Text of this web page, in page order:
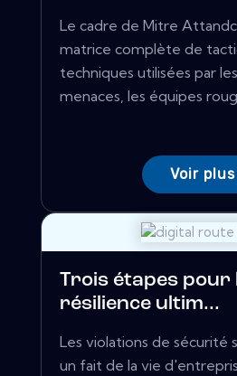
Le cadre de Mitre
matrice complète de
techniques utilisées par
menaces, les équipes
Voir plus
Trois étapes pour
résilience ultim...
Les violations de sécurité
un fait de la vie